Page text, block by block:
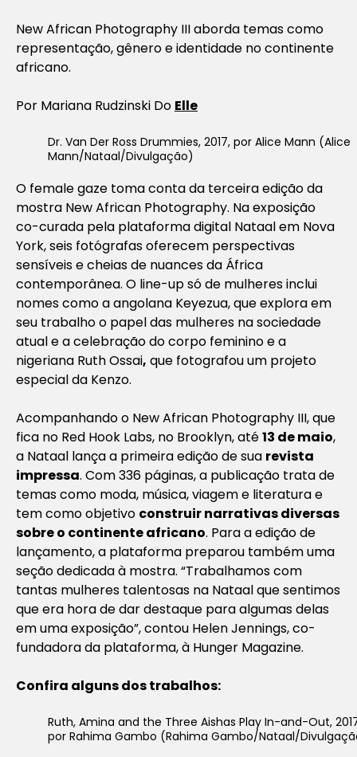
New African Photography III aborda temas como
representação, gênero e identidade no continente
africano.
Por Mariana Rudzinski Do Elle
Dr. Van Der Ross Drummies, 2017, por Alice Mann (Alice
Mann/Nataal/Divulgação)
O female gaze toma conta da terceira edição da
mostra New African Photography. Na exposição
co-curada pela plataforma digital Nataal em Nova
York, seis fotógrafas oferecem perspectivas
sensíveis e cheias de nuances da África
contemporânea. O line-up só de mulheres inclui
nomes como a angolana Keyezua, que explora em
seu trabalho o papel das mulheres na sociedade
atual e a celebração do corpo feminino e a
nigeriana Ruth Ossai, que fotografou um projeto
especial da Kenzo.
Acompanhando o New African Photography III, que
fica no Red Hook Labs, no Brooklyn, até13 de maio,
a Nataal lança a primeira edição de sua revista
impressa. Com 336 páginas, a publicação trata de
temas como moda, música, viagem e literatura e
tem como objetivo construir narrativas diversas
sobre o continente africano. Para a edição de
lançamento, a plataforma preparou também uma
seção dedicada à mostra. “Trabalhamos com
tantas mulheres talentosas na Nataal que sentimos
que era hora de dar destaque para algumas delas
em uma exposição”, contou Helen Jennings, co-
fundadora da plataforma, à Hunger Magazine.
Confira alguns dos trabalhos:
Ruth, Amina and the Three Aishas Play In-and-Out,
por Rahima Gambo (Rahima Gambo/Nataal/